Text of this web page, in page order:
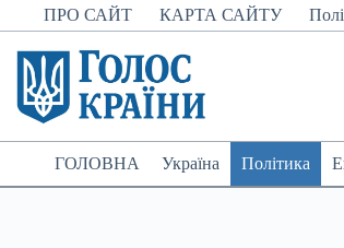
Перейти
до
вмісту
ПРО САЙТ КАРТА САЙТУ
ГОЛОВНА Україна Політика